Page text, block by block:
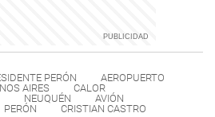
PERÓN
AEROPUERTO
AIRES
CALOR
NEUQUÉN
AVIÓN
PERÓN CRISTIAN CASTRO